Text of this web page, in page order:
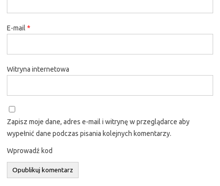
E-mail *
Witryna internetowa
Zapisz moje dane, adres e-mail i witrynę w przeglądarce aby
wypełnić dane podczas pisania kolejnych komentarzy.
Wprowadź kod